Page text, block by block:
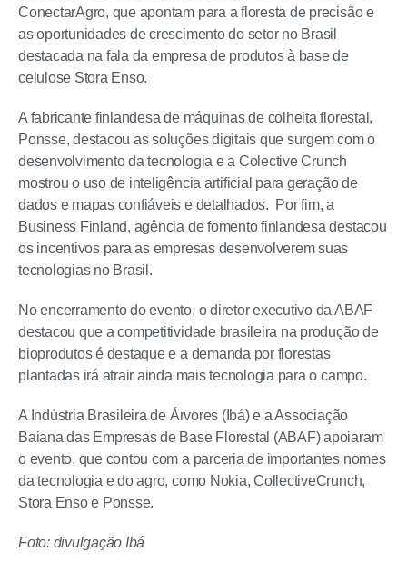
ConectarAgro, que apontam para a floresta de precisão e
as oportunidades de crescimento do setor no Brasil
destacada na fala da empresa de produtos à base de
celulose Stora Enso.
A fabricante finlandesa de máquinas de colheita florestal,
Ponsse, destacou as soluções digitais que surgem com o
desenvolvimento da tecnologia e a Colective Crunch
mostrou o uso de inteligência artificial para geração de
dados e mapas confiáveis e detalhados. Por fim, a
Business Finland, agência de fomento finlandesa destacou
os incentivos para as empresas desenvolverem suas
tecnologias no Brasil.
No encerramento do evento, o diretor executivo da ABAF
destacou que a competitividade brasileira na produção de
bioprodutos é destaque e a demanda por florestas
plantadas irá atrair ainda mais tecnologia para o campo.
A Indústria Brasileira de Árvores (Ibá) e a Associação
Baiana das Empresas de Base Florestal (ABAF) apoiaram
o evento, que contou com a parceria de importantes nomes
da tecnologia e do agro, como Nokia, CollectiveCrunch,
Stora Enso e Ponsse.
Foto: divulgação Ibá